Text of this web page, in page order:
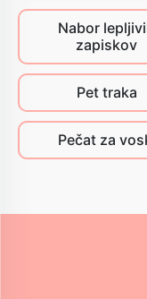
Nabor
zapiskov
Pet traka
Pečat za